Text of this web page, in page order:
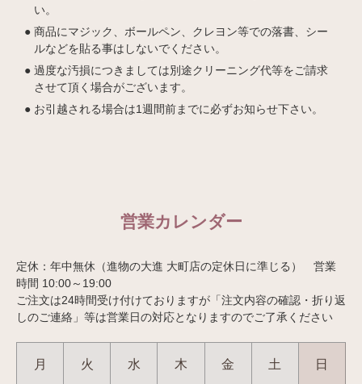
い。
商品にマジック、ボールペン、クレヨン等での落書、シー
ルなどを貼る事はしないでください。
過度な汚損につきましては別途クリーニング代等をご請求
させて頂く場合がございます。
お引越される場合は1週間前までに必ずお知らせ下さい。
営業カレンダー
定休：年中無休（進物の大進 大町店の定休日に準じる） 営業
時間 10:00～19:00
ご注文は24時間受け付けておりますが「注文内容の確認・折り返
しのご連絡」等は営業日の対応となりますのでご了承ください
月 火 水 木 金 土 日